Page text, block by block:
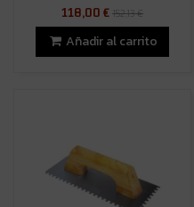
118,00 €152,13 €
Añadir al carrito